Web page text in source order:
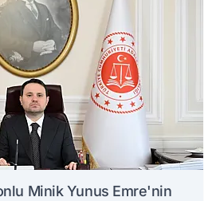
Minik Yunus Emre'nin